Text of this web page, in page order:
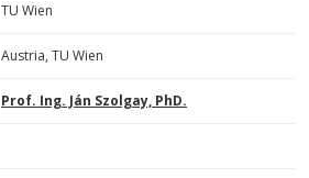
TU Wien
Austria, TU Wien
Prof. Ing. Ján Szolgay, PhD.